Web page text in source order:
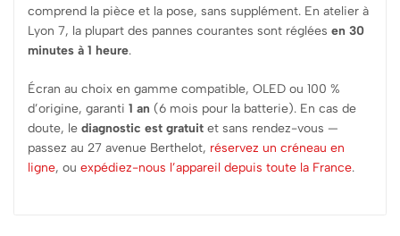
comprend la pièce et la pose, sans supplément. En atelier à
Lyon 7, la plupart des pannes courantes sont réglées en 30
minutes à 1 heure.
Écran au choix en gamme compatible, OLED ou 100 %
d’origine, garanti 1 an (6 mois pour la batterie). En cas de
doute, le diagnostic est gratuit et sans rendez-vous —
passez au 27 avenue Berthelot, réservez un créneau en
ligne, ou expédiez-nous l’appareil depuis toute la France.